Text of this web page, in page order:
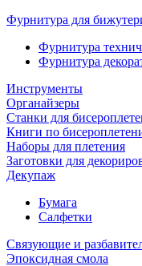
Фурнитура для
Фурнитура
Фурнитура
Инструменты
Органайзеры
Станки для
Книги по
Наборы для плетения
Заготовки для
Декупаж
Бумага
Салфетки
Связующие и
Эпоксидная смола